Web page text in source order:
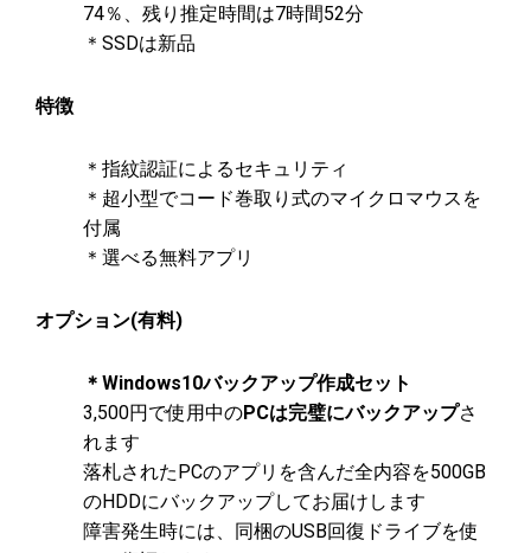
74％、残り推定時間は7時間52分
＊SSDは新品
特徴
＊指紋認証によるセキュリティ
＊超小型でコード巻取り式のマイクロマウスを
付属
＊選べる無料アプリ
オプション(有料)
＊Windows10バックアップ作成セット
3,500円で使用中のPCは完璧にバックアップさ
れます
落札されたPCのアプリを含んだ全内容を500GB
のHDDにバックアップしてお届けします
障害発生時には、同梱のUSB回復ドライブを使